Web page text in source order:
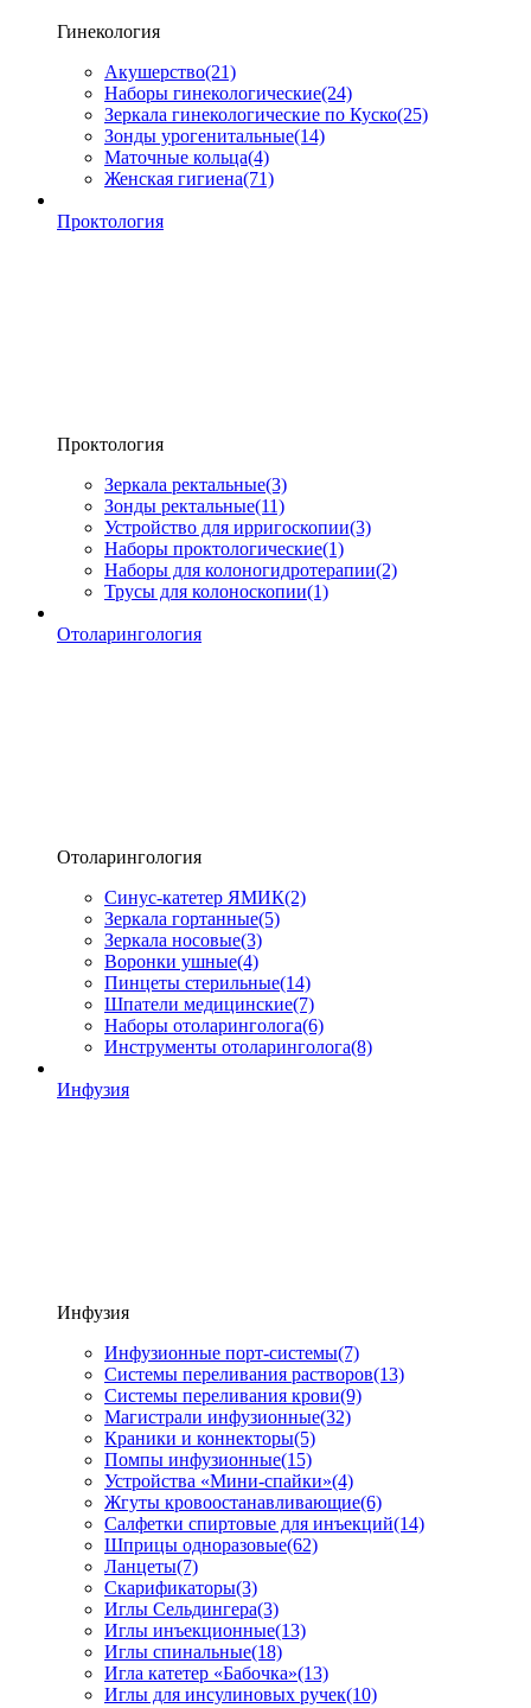
Гинекология
Акушерство(21)
Наборы гинекологические(24)
Зеркала гинекологические по Куско(25)
Зонды урогенитальные(14)
Маточные кольца(4)
Женская гигиена(71)
Проктология
Проктология
Зеркала ректальные(3)
Зонды ректальные(11)
Устройство для ирригоскопии(3)
Наборы проктологические(1)
Наборы для колоногидротерапии(2)
Трусы для колоноскопии(1)
Отоларингология
Отоларингология
Синус-катетер ЯМИК(2)
Зеркала гортанные(5)
Зеркала носовые(3)
Воронки ушные(4)
Пинцеты стерильные(14)
Шпатели медицинские(7)
Наборы отоларинголога(6)
Инструменты отоларинголога(8)
Инфузия
Инфузия
Инфузионные порт-системы(7)
Системы переливания растворов(13)
Системы переливания крови(9)
Магистрали инфузионные(32)
Краники и коннекторы(5)
Помпы инфузионные(15)
Устройства «Мини-спайки»(4)
Жгуты кровоостанавливающие(6)
Салфетки спиртовые для инъекций(14)
Шприцы одноразовые(62)
Ланцеты(7)
Скарификаторы(3)
Иглы Сельдингера(3)
Иглы инъекционные(13)
Иглы спинальные(18)
Игла катетер «Бабочка»(13)
Иглы для инсулиновых ручек(10)